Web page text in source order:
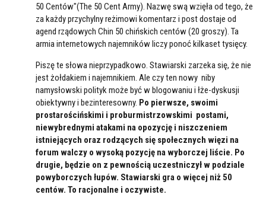
50 Centów"(The 50 Cent Army). Nazwę swą wzięła od tego, że
za każdy przychylny reżimowi komentarz i post dostaje od
agend rządowych Chin 50 chińskich centów (20 groszy). Ta
armia internetowych najemników liczy ponoć kilkaset tysięcy.
Piszę te słowa nieprzypadkowo. Stawiarski zarzeka się, że nie
jest żołdakiem i najemnikiem. Ale czy ten nowy niby
namysłowski polityk może być w blogowaniu i łże-dyskusji
obiektywny i bezinteresowny. Po pierwsze, swoimi
prostarościńskimi i proburmistrzowskimi postami,
niewybrednymi atakami na opozycję i niszczeniem
istniejących oraz rodzących się społecznych więzi na
forum walczy o wysoką pozycję na wyborczej liście. Po
drugie, będzie on z pewnością uczestniczył w podziale
powyborczych łupów. Stawiarski gra o więcej niż 50
centów. To racjonalne i oczywiste.